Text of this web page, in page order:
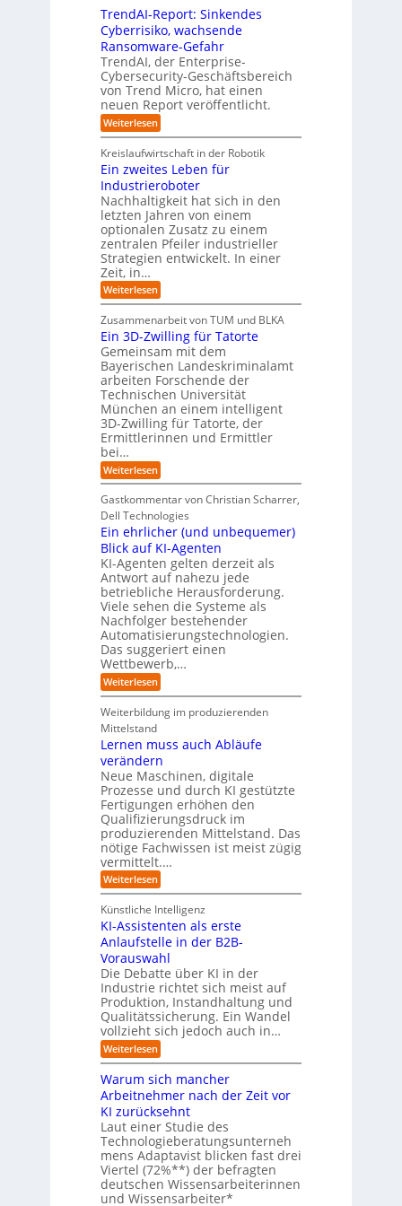
v
o
n
F
o
r
m
w
a
s
b
e
i
e
n
ü
b
e
r
n
i
c
h
t
e
u
r
o
p
i
s
c
h
e
n
R
o
u
t
e
-
H
e
r
s
t
e
l
l
e
r
n
d
e
r
O
r
i
e
n
t
i
e
r
u
n
g
n
d
u
s
t
r
i
a
l
A
I
n
S
A
P
:
W
i
e
s
u
b
e
r
e
D
a
t
e
n
K
I
-
r
o
j
e
k
t
e
i
n
d
e
r
I
n
d
u
s
t
r
i
e
e
r
m
ö
g
l
i
c
h
e
n
TrendAI-Report: Sinkendes
Cyberrisiko, wachsende
Ransomware-Gefahr
TrendAI, der Enterprise-
Cybersecurity-Geschäftsbereich
von Trend Micro, hat einen
neuen Report veröffentlicht.
Weiterlesen:
T
e
n
d
A
I
-
R
e
p
r
t
S
i
n
k
e
n
d
e
s
C
b
e
r
r
s
i
k
o
,
w
a
c
h
s
e
n
d
e
R
a
n
o
m
w
a
r
e
-
G
e
f
a
h
Kreislaufwirtschaft in der Robotik
Ein zweites Leben für
Industrieroboter
Nachhaltigkeit hat sich in den
letzten Jahren von einem
optionalen Zusatz zu einem
zentralen Pfeiler industrieller
Strategien entwickelt. In einer
Zeit, in…
Weiterlesen:
E
n
z
w
e
i
t
e
s
L
e
e
n
ü
r
I
n
d
u
s
t
r
i
e
r
o
b
o
t
r
Zusammenarbeit von TUM und BLKA
Ein 3D-Zwilling für Tatorte
Gemeinsam mit dem
Bayerischen Landeskriminalamt
arbeiten Forschende der
Technischen Universität
München an einem intelligent
3D-Zwilling für Tatorte, der
Ermittlerinnen und Ermittler
bei…
Weiterlesen:
E
n
3
D
-
Z
w
i
l
l
i
n
g
f
ü
r
T
t
o
r
t
e
Gastkommentar von Christian Scharrer,
Dell Technologies
Ein ehrlicher (und unbequemer)
Blick auf KI-Agenten
KI-Agenten gelten derzeit als
Antwort auf nahezu jede
betriebliche Herausforderung.
Viele sehen die Systeme als
Nachfolger bestehender
Automatisierungstechnologien.
Das suggeriert einen
Wettbewerb,…
Weiterlesen:
E
n
e
h
r
l
i
c
h
e
r
(
u
n
d
u
n
e
q
u
e
m
e
r
)
B
l
i
k
a
u
f
K
I
-
A
g
e
Weiterbildung im produzierenden
Mittelstand
Lernen muss auch Abläufe
verändern
Neue Maschinen, digitale
Prozesse und durch KI gestützte
Fertigungen erhöhen den
Qualifizierungsdruck im
produzierenden Mittelstand. Das
nötige Fachwissen ist meist zügig
vermittelt.…
Weiterlesen:
L
e
r
n
e
n
m
u
s
s
a
u
c
h
A
b
l
ä
u
f
e
v
e
r
ä
Künstliche Intelligenz
KI-Assistenten als erste
Anlaufstelle in der B2B-
Vorauswahl
Die Debatte über KI in der
Industrie richtet sich meist auf
Produktion, Instandhaltung und
Qualitätssicherung. Ein Wandel
vollzieht sich jedoch auch in…
Weiterlesen:
K
I
-
A
s
s
i
s
t
e
n
t
Warum sich mancher
Arbeitnehmer nach der Zeit vor
KI zurücksehnt
Laut einer Studie des
Technologieberatungsunterneh
mens Adaptavist blicken fast drei
Viertel (72%**) der befragten
deutschen Wissensarbeiterinnen
und Wissensarbeiter*